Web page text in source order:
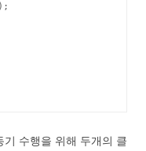
수행을 위해 두개의 클